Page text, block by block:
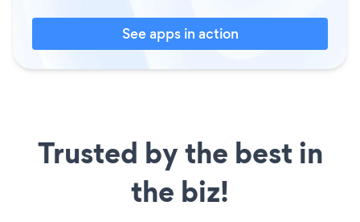
See apps in action
Trusted by the best in
the biz!